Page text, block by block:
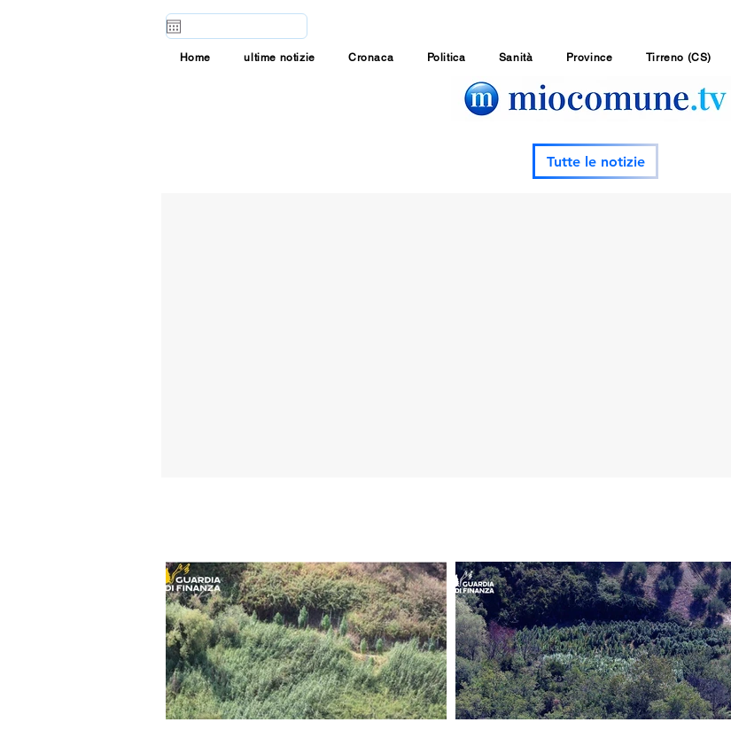
Home ultime notizie Cronaca Politica Sanità Province Tirreno (CS)
Tutte le notizie